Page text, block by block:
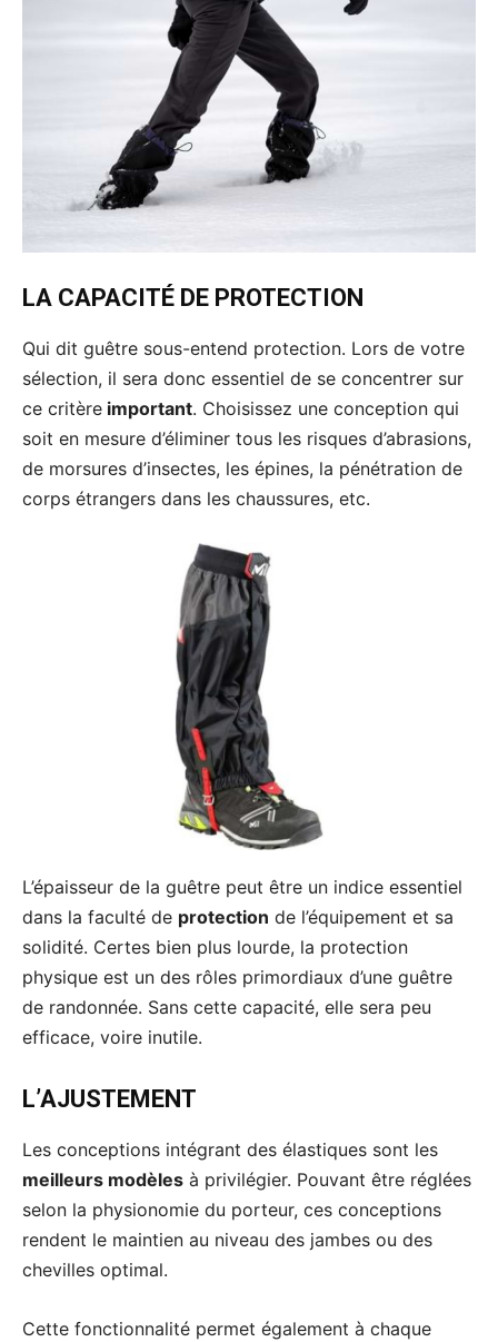
LA CAPACITÉ DE PROTECTION
Qui dit guêtre sous-entend protection. Lors de votre
sélection, il sera donc essentiel de se concentrer sur
ce critère important. Choisissez une conception qui
soit en mesure d’éliminer tous les risques d’abrasions,
de morsures d’insectes, les épines, la pénétration de
corps étrangers dans les chaussures, etc.
L’épaisseur de la guêtre peut être un indice essentiel
dans la faculté de protection de l’équipement et sa
solidité. Certes bien plus lourde, la protection
physique est un des rôles primordiaux d’une guêtre
de randonnée. Sans cette capacité, elle sera peu
efficace, voire inutile.
L’AJUSTEMENT
Les conceptions intégrant des élastiques sont les
meilleurs modèles à privilégier. Pouvant être réglées
selon la physionomie du porteur, ces conceptions
rendent le maintien au niveau des jambes ou des
chevilles optimal.
Cette fonctionnalité permet également à chaque